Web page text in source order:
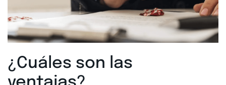
¿Cuáles son las